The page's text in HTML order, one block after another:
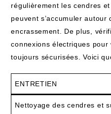
régulièrement les cendres
peuvent s’accumuler
encrassement. De plus,
connexions électriques pour
toujours sécurisées. Voici
ENTRETIEN
Nettoyage des cendres et